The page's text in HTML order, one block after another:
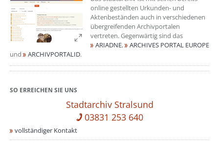
online gestellten Urkunden- und
Aktenbeständen auch in verschiedenen
übergreifenden Archivportalen
vertreten. Gegenwärtig sind das
ARIADNE,
ARCHIVES PORTAL EUROPE
und
ARCHIVPORTALID.
SO ERREICHEN SIE UNS
Stadtarchiv Stralsund
03831 253 640
vollständiger Kontakt